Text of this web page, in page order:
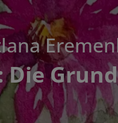
Die